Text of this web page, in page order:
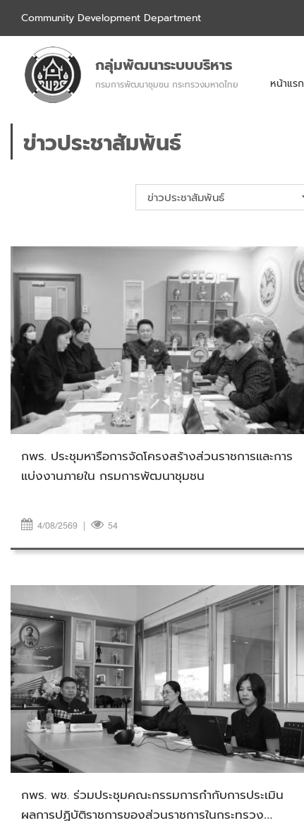
Community Development Department
กลุ่มพัฒนาระบบบริหาร
กรมการพัฒนาชุมชน กระทรวงมหาดไทย หน้าแรก
ข่าวประชาสัมพันธ์
วันอังคารที่ 4 สิงหาคม 2569
กพร. ประชุมหารือการจัดโครงสร้างส่วนราชการและการ
แบ่งงานภายใน กรมการพัฒนาชุมชน
4/08/2569 | 54
วันพุธที่ 22 กรกฎาคม 2569
กพร. พช. ร่วมประชุมคณะกรรมการกำกับการประเมิน
ผลการปฏิบัติราชการของส่วนราชการในกระทรวง